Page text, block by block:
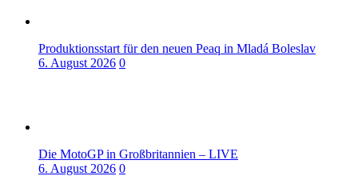
Produktionsstart für den neuen Peaq in Mladá Boleslav
6. August 2026 0
Die MotoGP in Großbritannien – LIVE
6. August 2026 0